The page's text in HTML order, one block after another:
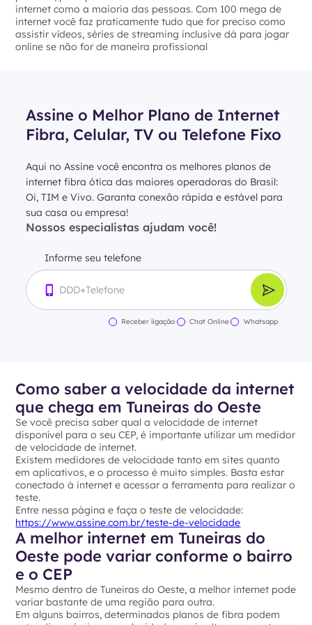
internet como a maioria das pessoas. Com 100 mega de
internet você faz praticamente tudo que for preciso como
assistir vídeos, séries de streaming inclusive dá para jogar
online se não for de maneira profissional
Assine o Melhor Plano de Internet
Fibra, Celular, TV ou Telefone Fixo
Aqui no Assine você encontra os melhores planos de
internet fibra ótica das maiores operadoras do Brasil:
Oi, TIM e Vivo. Garanta conexão rápida e estável para
sua casa ou empresa!
Nossos especialistas ajudam você!
Informe seu telefone
Receber ligação Chat Online Whatsapp
Como saber a velocidade da internet
que chega em Tuneiras do Oeste
Se você precisa saber qual a velocidade de internet
disponível para o seu CEP, é importante utilizar um medidor
de velocidade de internet.
Existem medidores de velocidade tanto em sites quanto
em aplicativos, e o processo é muito simples. Basta estar
conectado à internet e acessar a ferramenta para realizar o
teste.
Entre nessa página e faça o teste de velocidade:
https://www.assine.com.br/teste-de-velocidade
A melhor internet em Tuneiras do
Oeste pode variar conforme o bairro
e o CEP
Mesmo dentro de Tuneiras do Oeste, a melhor internet pode
variar bastante de uma região para outra.
Em alguns bairros, determinados planos de fibra podem